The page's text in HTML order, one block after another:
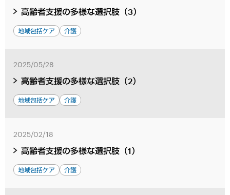
高齢者支援の多様な選択肢（3）
地域包括ケア 介護
2025/05/28
高齢者支援の多様な選択肢（2）
地域包括ケア 介護
2025/02/18
高齢者支援の多様な選択肢（1）
地域包括ケア 介護